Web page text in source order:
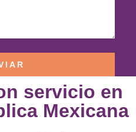
servicio en
Mexicana